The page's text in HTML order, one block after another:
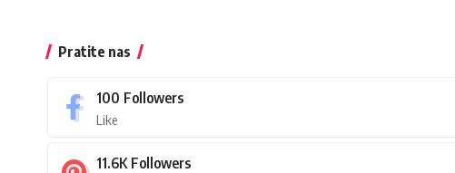
Pratite nas
100 Followers
Like
11.6K Followers